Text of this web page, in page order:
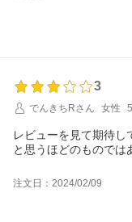
3
でんきちRさん
女性
レビューを見て期待し
と思うほどのものでは
注文日：2024/02/09